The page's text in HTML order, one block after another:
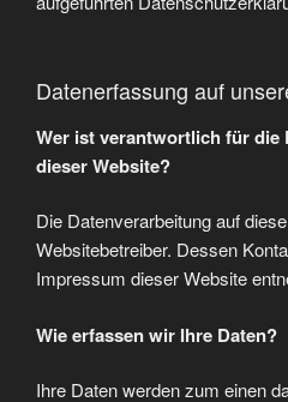
Datenerfassung auf
Wer ist verantwortlich für die
dieser Website?
Die Datenverarbeitung auf
Websitebetreiber. Dessen
Impressum dieser Website
Wie erfassen wir Ihre Daten?
Ihre Daten werden zum einen